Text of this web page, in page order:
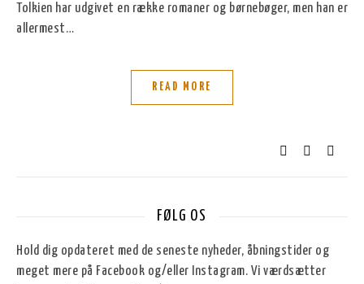
Tolkien har udgivet en række romaner og børnebøger, men han er
allermest…
READ MORE
FØLG OS
Hold dig opdateret med de seneste nyheder, åbningstider og
meget mere på Facebook og/eller Instagram. Vi værdsætter